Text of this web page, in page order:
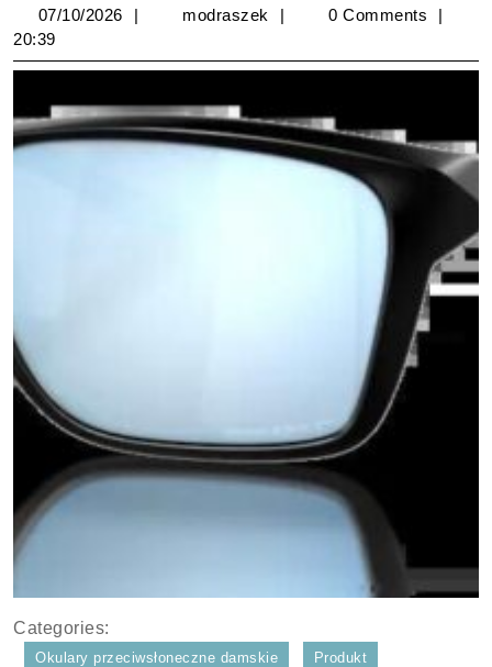
07/10/2026 07/10/2026
modraszek modraszek
0 Comments
20:39
Categories:
Okulary przeciwsłoneczne damskie Produkt